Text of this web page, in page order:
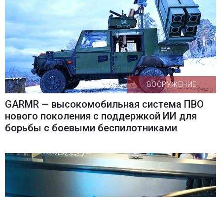
ВООРУЖЕНИЕ
GARMR — высокомобильная система ПВО
нового поколения с поддержкой ИИ для
борьбы с боевыми беспилотниками